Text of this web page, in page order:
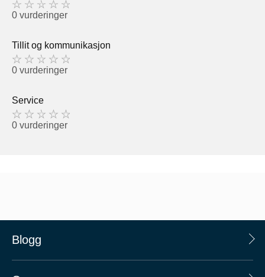
0 vurderinger
Tillit og kommunikasjon
0 vurderinger
Service
0 vurderinger
Blogg